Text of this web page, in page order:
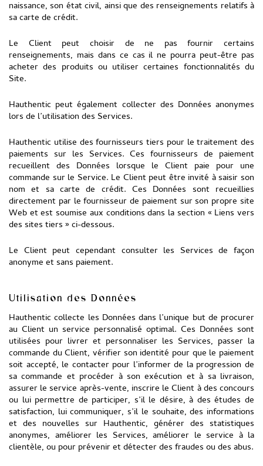
naissance, son état civil, ainsi que des renseignements relatifs à
sa carte de crédit.
Le Client peut choisir de ne pas fournir certains
renseignements, mais dans ce cas il ne pourra peut-être pas
acheter des produits ou utiliser certaines fonctionnalités du
Site.
Hauthentic peut également collecter des Données anonymes
lors de l’utilisation des Services.
Hauthentic utilise des fournisseurs tiers pour le traitement des
paiements sur les Services. Ces fournisseurs de paiement
recueillent des Données lorsque le Client paie pour une
commande sur le Service. Le Client peut être invité à saisir son
nom et sa carte de crédit. Ces Données sont recueillies
directement par le fournisseur de paiement sur son propre site
Web et est soumise aux conditions dans la section « Liens vers
des sites tiers » ci-dessous.
Le Client peut cependant consulter les Services de façon
anonyme et sans paiement.
Utilisation des Données
Hauthentic collecte les Données dans l’unique but de procurer
au Client un service personnalisé optimal. Ces Données sont
utilisées pour livrer et personnaliser les Services, passer la
commande du Client, vérifier son identité pour que le paiement
soit accepté, le contacter pour l’informer de la progression de
sa commande et procéder à son exécution et à sa livraison,
assurer le service après-vente, inscrire le Client à des concours
ou lui permettre de participer, s’il le désire, à des études de
satisfaction, lui communiquer, s’il le souhaite, des informations
et des nouvelles sur Hauthentic, générer des statistiques
anonymes, améliorer les Services, améliorer le service à la
clientèle, ou pour prévenir et détecter des fraudes ou des abus.